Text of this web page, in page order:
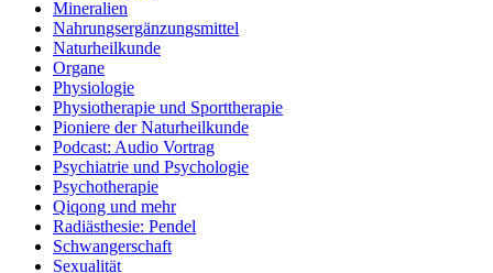
Mineralien
Nahrungsergänzungsmittel
Naturheilkunde
Organe
Physiologie
Physiotherapie und Sporttherapie
Pioniere der Naturheilkunde
Podcast: Audio Vortrag
Psychiatrie und Psychologie
Psychotherapie
Qiqong und mehr
Radiästhesie: Pendel
Schwangerschaft
Sexualität